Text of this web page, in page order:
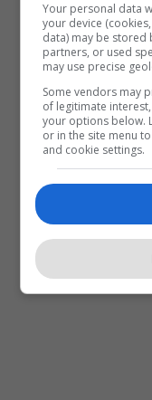
Your personal data
your device
data) may be stored
partners, or used
may use precise
Some vendors may
of legitimate
your options below.
or in the site menu
and cookie settings.